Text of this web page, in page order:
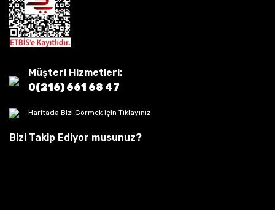
Müşteri Hizmetleri:
0(216) 661 68 47
Haritada Bizi Görmek için Tıklayınız
Bizi Takip Ediyor musunuz?